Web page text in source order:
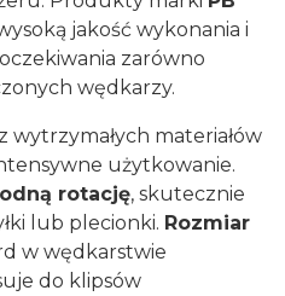
jakość wykonania i
zarówno
wędkarzy.
wytrzymałych materiałów
użytkowanie.
rotację, skutecznie
lub plecionki. Rozmiar
w wędkarstwie
do klipsów